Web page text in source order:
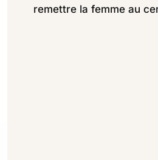
remettre la femme au